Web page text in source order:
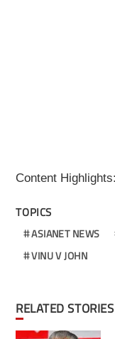
Content
TOPICS
ASIANET NEWS
VINU V JOHN
RELATED STORIES